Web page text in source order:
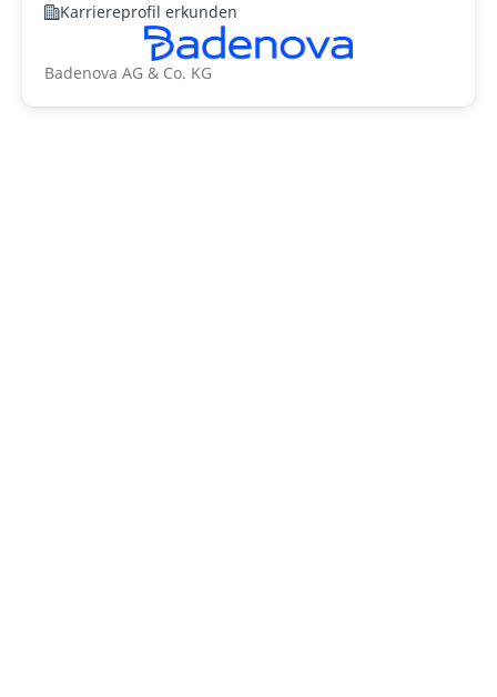
Karriereprofil erkunden
Badenova AG & Co. KG